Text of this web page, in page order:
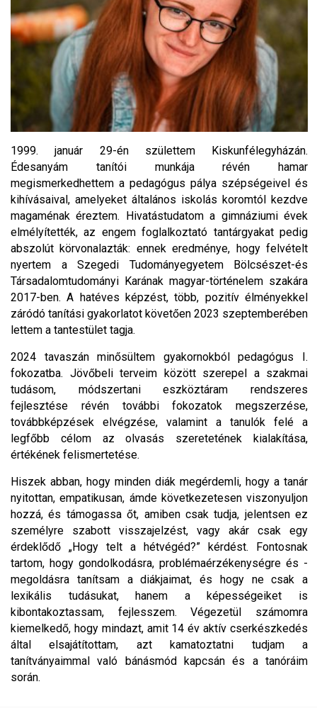
1999. január 29-én születtem Kiskunfélegyházán.
Édesanyám tanítói munkája révén hamar
megismerkedhettem a pedagógus pálya szépségeivel és
kihívásaival, amelyeket általános iskolás koromtól kezdve
magaménak éreztem. Hivatástudatom a gimnáziumi évek
elmélyítették, az engem foglalkoztató tantárgyakat pedig
abszolút körvonalazták: ennek eredménye, hogy felvételt
nyertem a Szegedi Tudományegyetem Bölcsészet-és
Társadalomtudományi Karának magyar-történelem szakára
2017-ben. A hatéves képzést, több, pozitív élményekkel
záródó tanítási gyakorlatot követően 2023 szeptemberében
lettem a tantestület tagja.
2024 tavaszán minősültem gyakornokból pedagógus I.
fokozatba. Jövőbeli terveim között szerepel a szakmai
tudásom, módszertani eszköztáram rendszeres
fejlesztése révén további fokozatok megszerzése,
továbbképzések elvégzése, valamint a tanulók felé a
legfőbb célom az olvasás szeretetének kialakítása,
értékének felismertetése.
Hiszek abban, hogy minden diák megérdemli, hogy a tanár
nyitottan, empatikusan, ámde következetesen viszonyuljon
hozzá, és támogassa őt, amiben csak tudja, jelentsen ez
személyre szabott visszajelzést, vagy akár csak egy
érdeklődő „Hogy telt a hétvégéd?” kérdést. Fontosnak
tartom, hogy gondolkodásra, problémaérzékenységre és -
megoldásra tanítsam a diákjaimat, és hogy ne csak a
lexikális tudásukat, hanem a képességeiket is
kibontakoztassam, fejlesszem. Végezetül számomra
kiemelkedő, hogy mindazt, amit 14 év aktív cserkészkedés
által elsajátítottam, azt kamatoztatni tudjam a
tanítványaimmal való bánásmód kapcsán és a tanóráim
során.